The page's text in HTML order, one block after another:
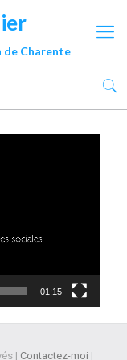
de Charente
01:15
| Contactez-moi |